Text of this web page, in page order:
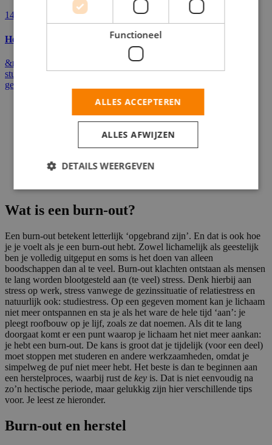
14-10-2015
Hoe overleef ik mijn tentamenweek?
&nbsp; Tussen alle ontgroeningen, huisfeestjes en
studieverenigingen door zou je bijna vergeten dat er ook nog
gestudeerd moet worden....
Wat is een burn-out?
Een burn-out betekent letterlijk ‘opgebrand zijn’. En dat is ook hoe
je je voelt als je een burn-out hebt. Zowel lichamelijk als geestelijk
ben je volledig uitgeput en soms is het doen van alleen
boodschappen dan al te veel. Burn-out klachten ontstaan als mensen
te lang worden blootgesteld aan (te veel) stress. Denk hierbij aan
stress op werk, stress vanwege de gezinssituatie of relatiestress en
natuurlijk ook: studiestress. Op een gegeven moment kan je lichaam
niet meer ontspannen en sta je als het ware de hele tijd ‘aan’: je
pleegt roofbouw op je lijf, zoals ze dat noemen. Als dit te lang
doorgaat komt er een punt waarop je lichaam het niet meer aankan:
je hebt een burn-out. De kans is groot dat je tijdelijk (voor een deel)
moet stoppen met studeren en andere werkzaamheden, omdat je
simpelweg de puf niet meer hebt. Het beste is dan te beginnen aan
een herstelproces, waarbij rust de key is. Dat is niet eenvoudig na
zo’n hectische periode, maar gelukkig zijn hier verschillende tips
voor. Je leest ze hieronder.
Burn-out en herstel
Functioneel
ALLES ACCEPTEREN
ALLES AFWIJZEN
DETAILS WEERGEVEN